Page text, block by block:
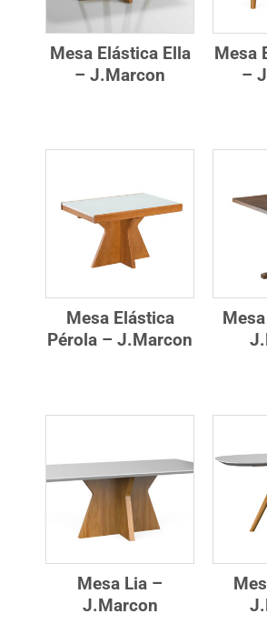
Mesa Elástica Ella
– J.Marcon
Mesa
–
Mesa Elástica
Pérola – J.Marcon
Mesa Lia –
J.Marcon